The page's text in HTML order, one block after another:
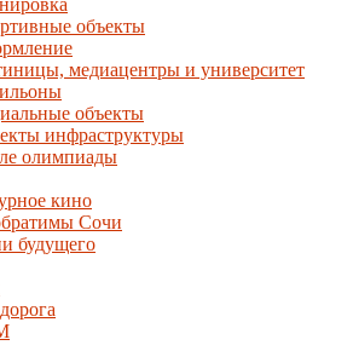
объекты
медиацентры и университет
объекты
инфраструктуры
олимпиады
кино
Сочи
будущего